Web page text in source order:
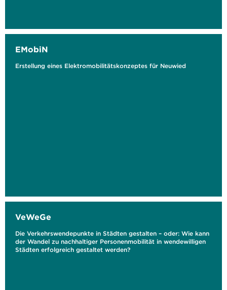
EMobiN
Erstellung eines Elektromobilitätskonzeptes für Neuwied
VeWeGe
Die Verkehrswendepunkte in Städten gestalten – oder: Wie kann
der Wandel zu nachhaltiger Personenmobilität in wendewilligen
Städten erfolgreich gestaltet werden?